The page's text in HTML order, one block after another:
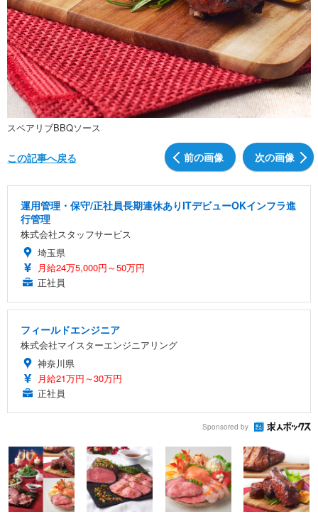
スペアリブBBQソース
前の画像 次の画像
この記事へ戻る
運用管理・保守/正社員長期連休ありITデビューOKインフラ進
行管理
株式会社スタッフサービス
埼玉県
月給24万5,000円～50万円
正社員
フィールドエンジニア
株式会社マイスターエンジニアリング
神奈川県
月給21万円～30万円
正社員
Sponsored by